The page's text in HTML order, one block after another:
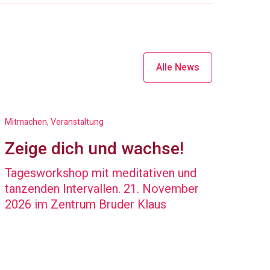
Alle News
Mitmachen, Veranstaltung
Zeige dich und wachse!
Tagesworkshop mit meditativen und
tanzenden Intervallen. 21. November
2026 im Zentrum Bruder Klaus